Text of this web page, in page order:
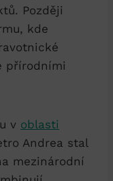
Později
kde
přírodními
v oblasti
Andrea stal
mezinárodní